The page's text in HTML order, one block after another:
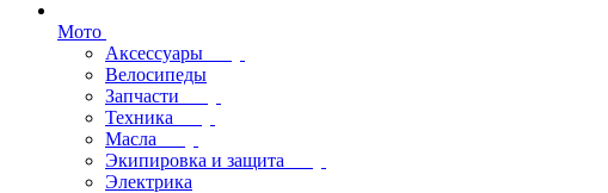
Мото
Аксессуары
Велосипеды
Запчасти
Техника
Масла
Экипировка и защита
Электрика